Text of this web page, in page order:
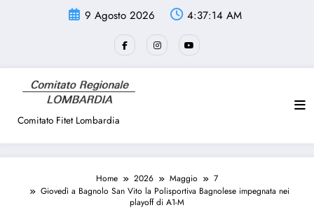
9 Agosto 2026 4:37:14 AM
Comitato Fitet Lombardia
Home 2026 Maggio
7
Giovedì a Bagnolo San Vito la Polisportiva Bagnolese impegnata nei
playoff di A1-M